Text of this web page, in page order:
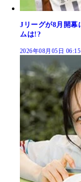
Jリーグが8月開幕
ムは!?
2026年08月05日 06:15